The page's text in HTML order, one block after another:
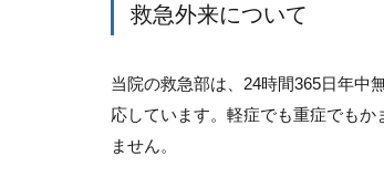
救急外来について
当院の救急部は、24時間365日年中
応しています。軽症でも重症でも
ません。